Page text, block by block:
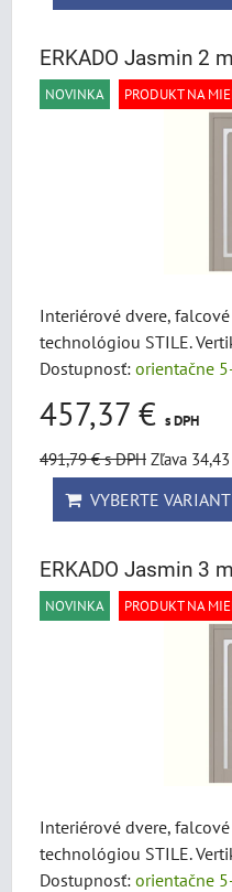
ERKADO Jasmin 2
NOVINKA PRODUKT NA
Interiérové dvere,
technológiou STILE.
Dostupnosť: orientačne
457,37 € s DPH
491,79 €s DPH Zľava
VYBERTE VARIANT
ERKADO Jasmin 3
NOVINKA PRODUKT NA
Interiérové dvere,
technológiou STILE.
Dostupnosť: orientačne